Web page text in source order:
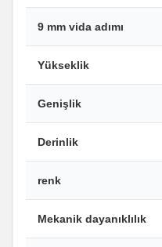
9 mm vida adımı
Yükseklik
Genişlik
Derinlik
renk
Mekanik dayanıklılık